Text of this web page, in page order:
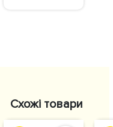
Схожі товари